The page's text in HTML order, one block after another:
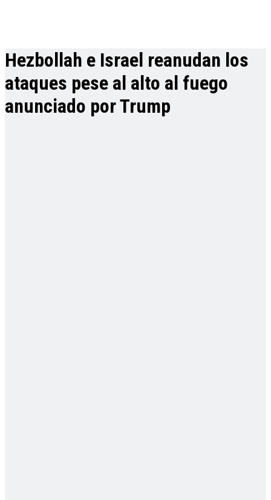
Hezbollah e Israel reanudan los
ataques pese al alto al fuego
anunciado por Trump